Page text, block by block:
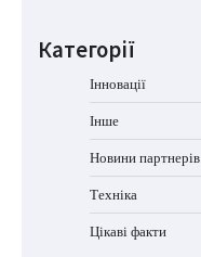
Категорії
Інновації
Інше
Новини партнерів
Техніка
Цікаві факти